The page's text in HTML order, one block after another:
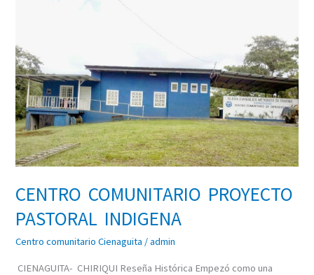
CENTRO COMUNITARIO PROYECTO
PASTORAL INDIGENA
Centro comunitario Cienaguita /admin
CIENAGUITA- CHIRIQUI Reseña Histórica Empezó como una
PASTORAL
INDIGENA